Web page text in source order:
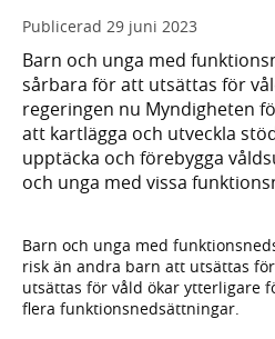
Publicerad 29 juni 2023
Barn och unga med
sårbara för att utsättas för
regeringen nu Myndigheten
att kartlägga och utveckla
upptäcka och förebygga
och unga med vissa
Barn och unga med
risk än andra barn att utsättas
utsättas för våld ökar ytterligare
flera funktionsnedsättningar.